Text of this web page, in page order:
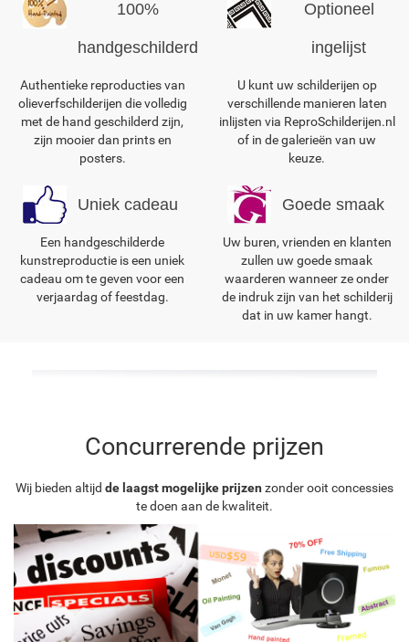
100%
handgeschilderd
Authentieke reproducties van
olieverfschilderijen die volledig
met de hand geschilderd zijn,
zijn mooier dan prints en
posters.
Optioneel
ingelijst
U kunt uw schilderijen op
verschillende manieren laten
inlijsten via ReproSchilderijen.nl
of in de galerieën van uw
keuze.
Uniek cadeau
Een handgeschilderde
kunstreproductie is een uniek
cadeau om te geven voor een
verjaardag of feestdag.
Goede smaak
Uw buren, vrienden en klanten
zullen uw goede smaak
waarderen wanneer ze onder
de indruk zijn van het schilderij
dat in uw kamer hangt.
Concurrerende prijzen
Wij bieden altijd de laagst mogelijke prijzen zonder ooit concessies
te doen aan de kwaliteit.